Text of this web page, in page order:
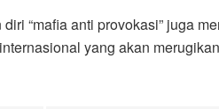
“mafia anti provokasi” juga
yang akan merugikan